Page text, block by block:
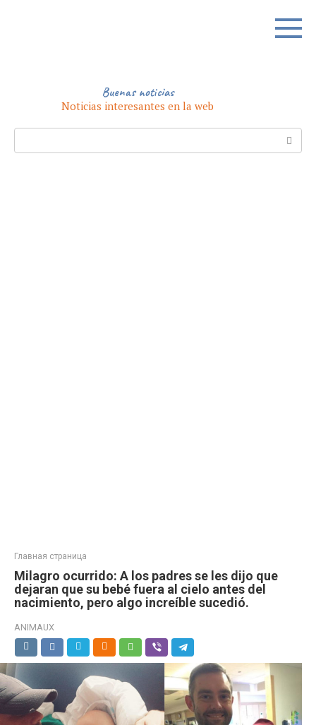
Buenas noticias
Noticias interesantes en la web
Главная страница
Milagro ocurrido: A los padres se les dijo que
dejaran que su bebé fuera al cielo antes del
nacimiento, pero algo increíble sucedió.
ANIMAUX